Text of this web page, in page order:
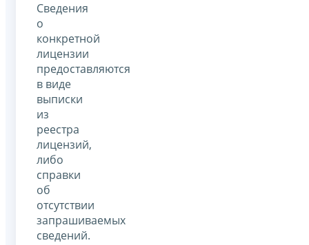
Сведения
о
конкретной
лицензии
предоставляются
в виде
выписки
из
реестра
лицензий,
либо
справки
об
отсутствии
запрашиваемых
сведений.